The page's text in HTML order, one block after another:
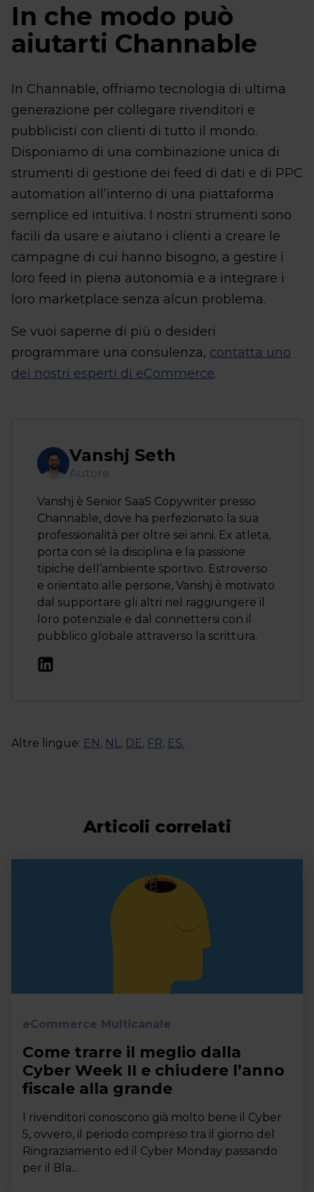
In che modo può
aiutarti Channable
In Channable, offriamo tecnologia di ultima
generazione per collegare rivenditori e
pubblicisti con clienti di tutto il mondo.
Disponiamo di una combinazione unica di
strumenti di gestione dei feed di dati e di PPC
automation all’interno di una piattaforma
semplice ed intuitiva. I nostri strumenti sono
facili da usare e aiutano i clienti a creare le
campagne di cui hanno bisogno, a gestire i
loro feed in piena autonomia e a integrare i
loro marketplace senza alcun problema.
Se vuoi saperne di più o desideri
programmare una consulenza, contatta uno
dei nostri esperti di eCommerce.
Vanshj Seth
Autore
Vanshj è Senior SaaS Copywriter presso
Channable, dove ha perfezionato la sua
professionalità per oltre sei anni. Ex atleta,
porta con sé la disciplina e la passione
tipiche dell’ambiente sportivo. Estroverso
e orientato alle persone, Vanshj è motivato
dal supportare gli altri nel raggiungere il
loro potenziale e dal connettersi con il
pubblico globale attraverso la scrittura.
Altre lingue: EN, NL, DE, FR, ES.
Articoli correlati
eCommerce Multicanale
Come trarre il meglio dalla
Cyber Week II e chiudere l’anno
fiscale alla grande
I rivenditori conoscono già molto bene il Cyber
5, ovvero, il periodo compreso tra il giorno del
Ringraziamento ed il Cyber Monday passando
per il Bla...